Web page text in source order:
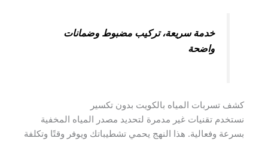
خدمة سريعة، تركيب مضبوط وضمانات
واضحة
كشف تسربات المياه بالكويت بدون تكسير
نستخدم تقنيات غير مدمرة لتحديد مصدر المياه المخفية
بسرعة وفعالية. هذا النهج يحمي تشطيباتك ويوفر وقتًا وتكلفة